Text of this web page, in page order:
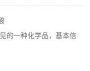
酸
的一种化学品，基本信